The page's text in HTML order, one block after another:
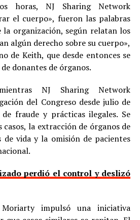
horas, NJ Sharing Network
el cuerpo», fueron las palabras
organización, según relatan los
algún derecho sobre su cuerpo»,
de Keith, que desde entonces se
donantes de órganos.
NJ Sharing Network
del Congreso desde julio de
fraude y prácticas ilegales. Se
la extracción de órganos de
de vida y la omisión de pacientes
perdió el control y deslizó
impulsó una iniciativa